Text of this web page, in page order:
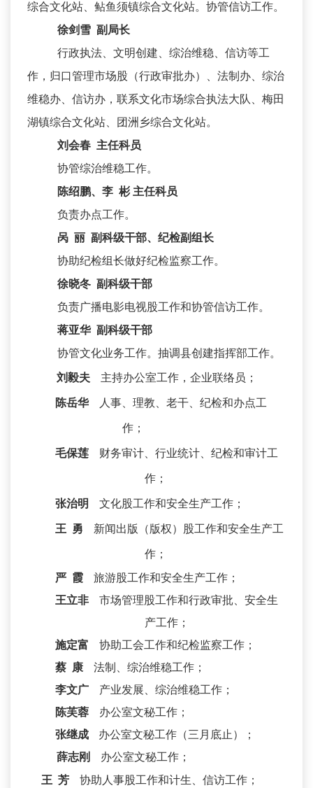
综合文化站、鲇鱼须镇综合文化站。协管信访工作。
徐剑雪 副局长
行政执法、文明创建、综治维稳、信访等工
作，归口管理市场股（行政审批办）、法制办、综治
维稳办、信访办，联系文化市场综合执法大队、梅田
湖镇综合文化站、团洲乡综合文化站。
刘会春 主任科员
协管综治维稳工作。
陈绍鹏、李 彬 主任科员
负责办点工作。
呙 丽 副科级干部、纪检副组长
协助纪检组长做好纪检监察工作。
徐晓冬 副科级干部
负责广播电影电视股工作和协管信访工作。
蒋亚华 副科级干部
协管文化业务工作。抽调县创建指挥部工作。
刘毅夫 主持办公室工作，企业联络员；
陈岳华人事、理教、老干、纪检和办点工
作；
毛保莲财务审计、行业统计、纪检和审计工
作；
张治明 文化股工作和安全生产工作；
王 勇 新闻出版（版权）股工作和安全生产工
作；
严 霞旅游股工作和安全生产工作；
王立非市场管理股工作和行政审批、安全生
产工作；
施定富 协助工会工作和纪检监察工作；
蔡 康法制、综治维稳工作；
李文广产业发展、综治维稳工作；
陈芙蓉办公室文秘工作；
张继成
办公室文秘工作（三月底止）；
薛志刚
办公室文秘工作；
王 芳 协助人事股工作和计生、信访工作；